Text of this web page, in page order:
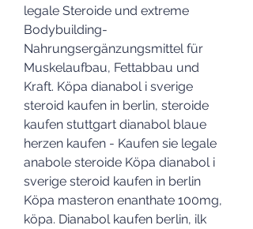
legale Steroide und extreme
Bodybuilding-
Nahrungsergänzungsmittel für
Muskelaufbau, Fettabbau und
Kraft. Köpa dianabol i sverige
steroid kaufen in berlin, steroide
kaufen stuttgart dianabol blaue
herzen kaufen - Kaufen sie legale
anabole steroide Köpa dianabol i
sverige steroid kaufen in berlin
Köpa masteron enanthate 100mg,
köpa. Dianabol kaufen berlin, ilk